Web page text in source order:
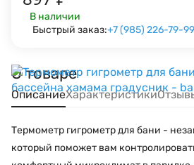
В наличии
Быстрый заказ:+7 (985) 226-79-99
О товаре
ОписаниеХарактеристики
Термометр гигрометр для бани -
который поможет вам